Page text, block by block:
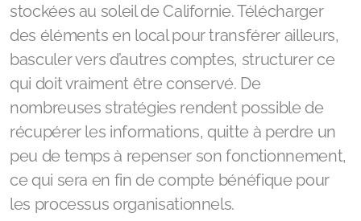
stockées au soleil de Californie. Télécharger
des éléments en local pour transférer ailleurs,
basculer vers d’autres comptes, structurer ce
qui doit vraiment être conservé. De
nombreuses stratégies rendent possible de
récupérer les informations, quitte à perdre un
peu de temps à repenser son fonctionnement,
ce qui sera en fin de compte bénéfique pour
les processus organisationnels.